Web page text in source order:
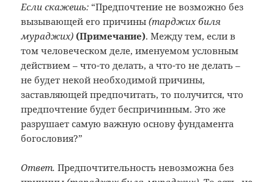
Если скажешь: “Предпочтение не возможно без
вызывающей его причины(тарджих биля
мураджих) (Примечание). Между тем, если в
том человеческом деле, именуемом условным
действием – что-то делать, а что-то не делать –
не будет некой необходимой причины,
заставляющей предпочитать, то получится, что
предпочтение будет беспричинным. Это же
разрушает самую важную основу фундамента
богословия?”
Ответ. Предпочтительность невозможна без